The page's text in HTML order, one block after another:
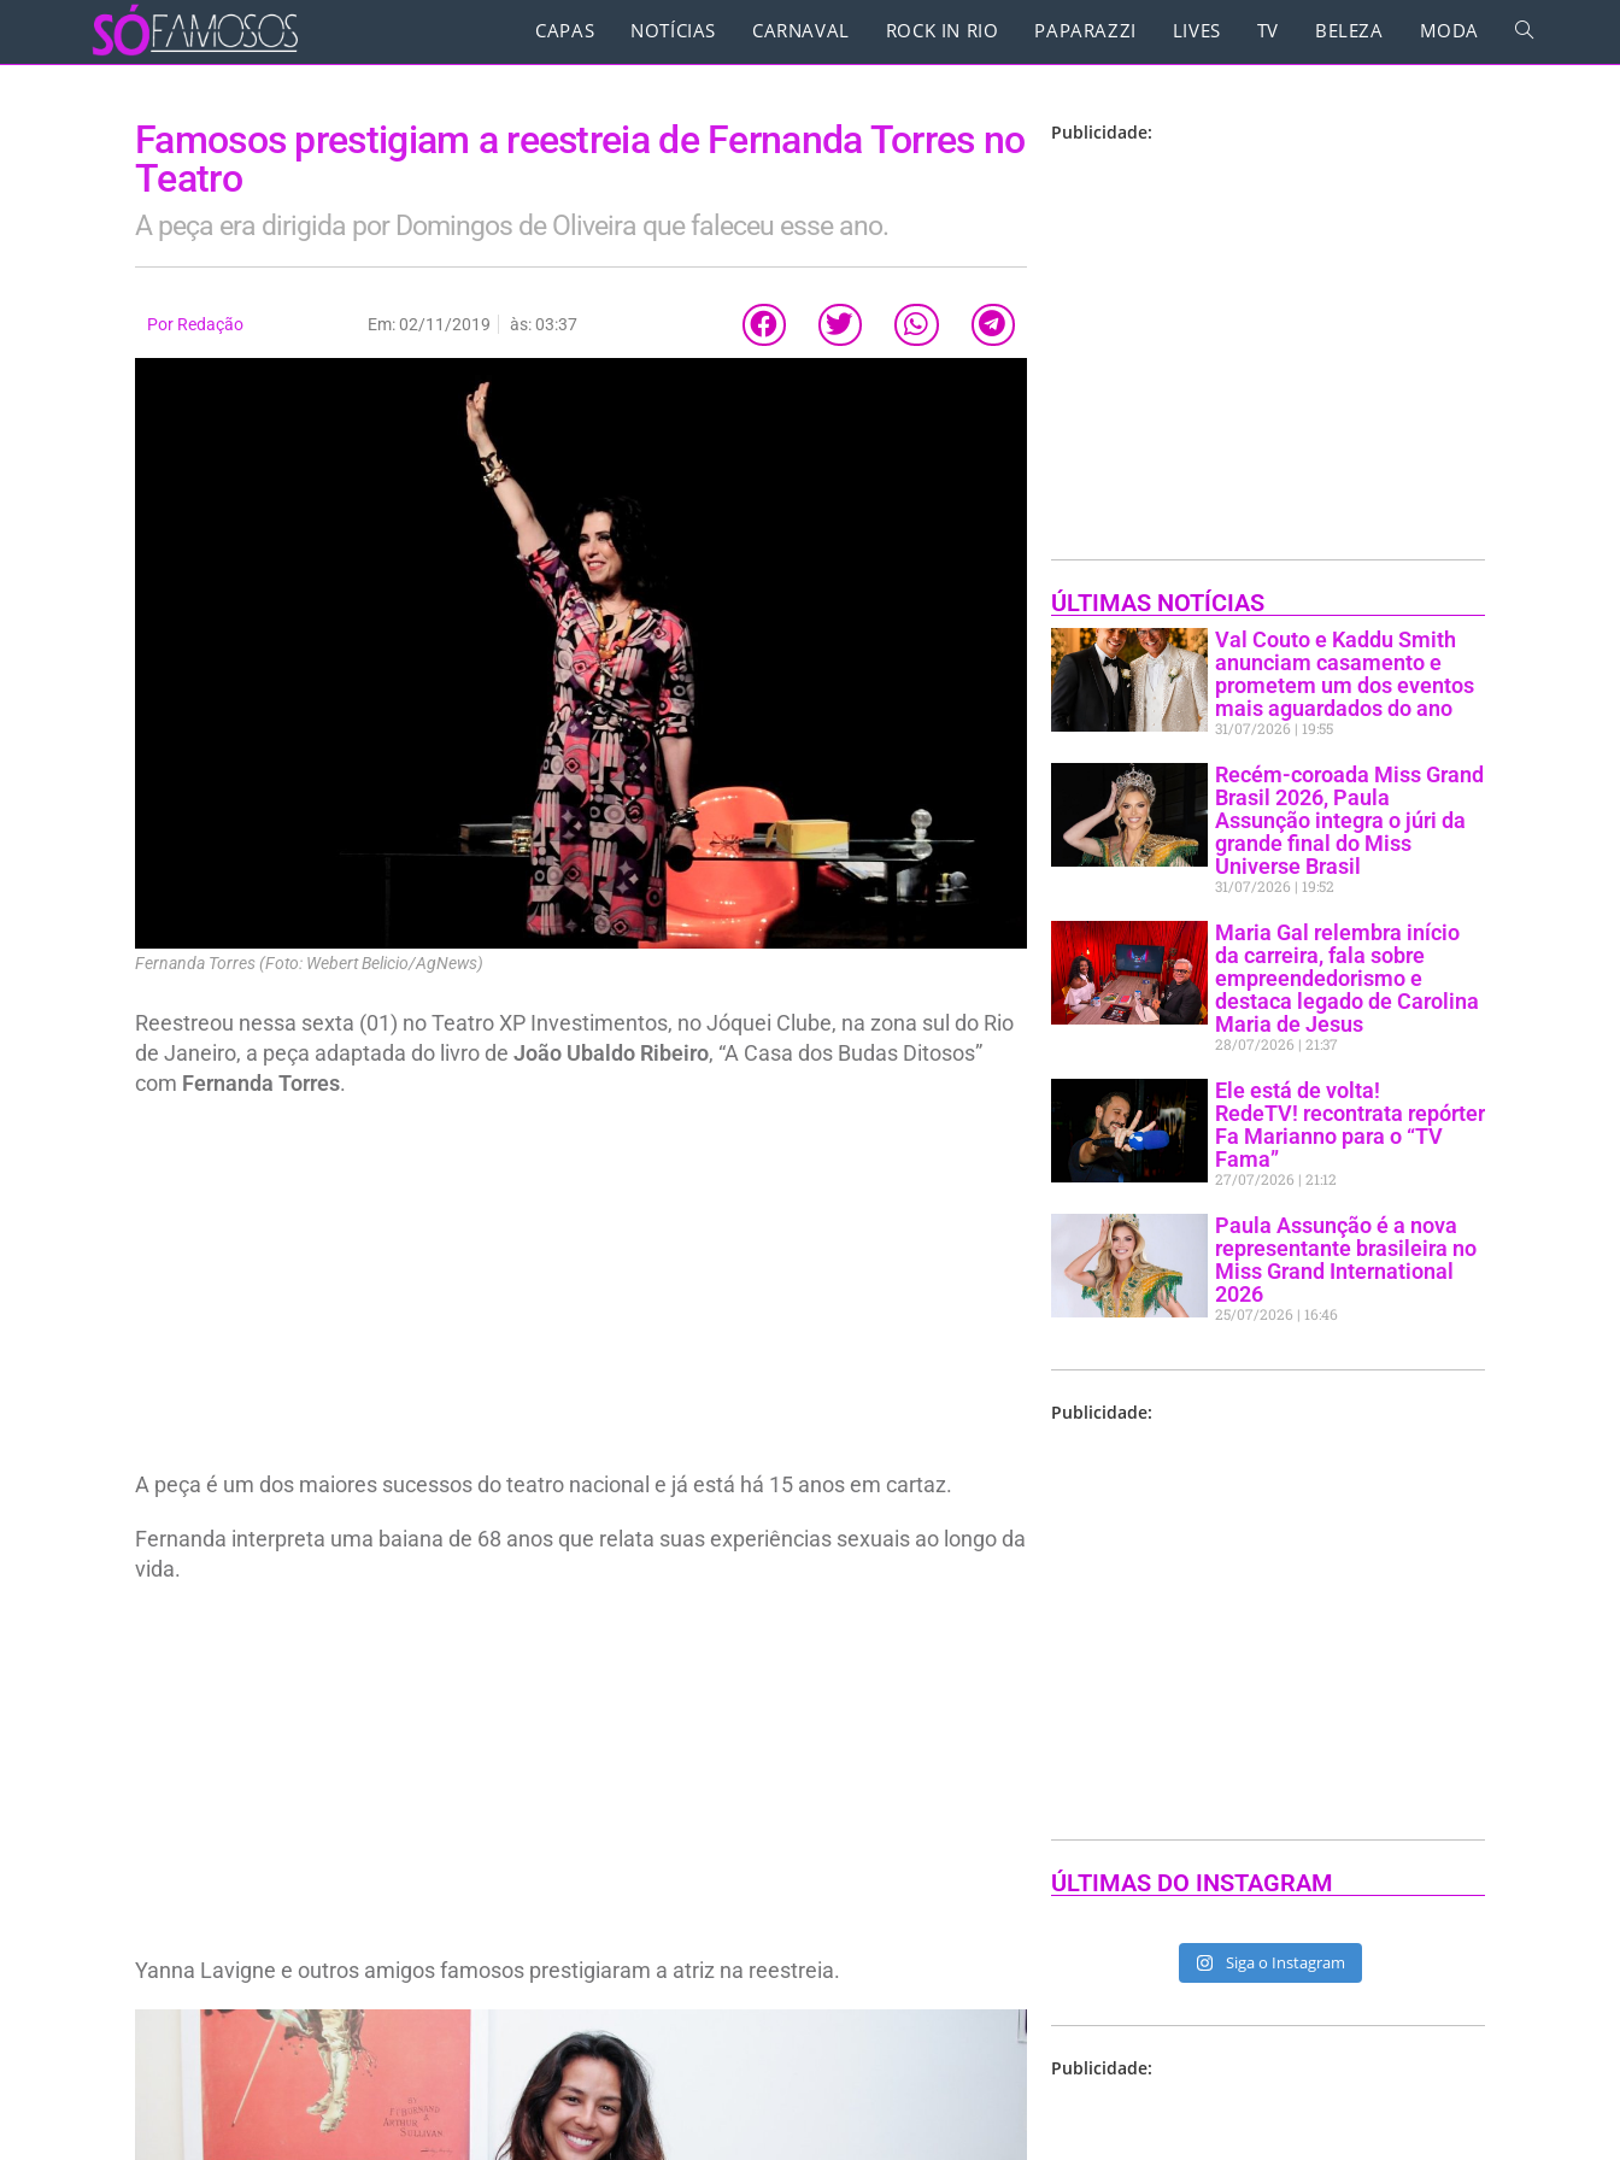
CAPAS NOTÍCIAS CARNAVAL ROCK IN RIO PAPARAZZI LIVES TV BELEZA MODA
Famosos prestigiam a reestreia de Fernanda Torres no
Teatro
A peça era dirigida por Domingos de Oliveira que faleceu esse ano.
Por Redação Em:02/11/2019 às:03:37
Fernanda Torres (Foto: Webert Belicio/AgNews)
Reestreou nessa sexta (01) no Teatro XP Investimentos, no Jóquei Clube, na zona sul do Rio
de Janeiro, a peça adaptada do livro de João Ubaldo Ribeiro, “A Casa dos Budas Ditosos”
com Fernanda Torres.
A peça é um dos maiores sucessos do teatro nacional e já está há 15 anos em cartaz.
Fernanda interpreta uma baiana de 68 anos que relata suas experiências sexuais ao longo da
vida.
Yanna Lavigne e outros amigos famosos prestigiaram a atriz na reestreia.
Publicidade:
ÚLTIMAS NOTÍCIAS
Val Couto e Kaddu Smith
anunciam casamento e
prometem um dos eventos
mais aguardados do ano
31/07/2026 19:55
Recém-coroada Miss Grand
Brasil 2026, Paula
Assunção integra o júri da
grande final do Miss
Universe Brasil
31/07/2026 19:52
Maria Gal relembra início
da carreira, fala sobre
empreendedorismo e
destaca legado de Carolina
Maria de Jesus
28/07/2026 21:37
Ele está de volta!
RedeTV! recontrata repórter
Fa Marianno para o “TV
Fama”
27/07/2026 21:12
Paula Assunção é a nova
representante brasileira no
Miss Grand International
2026
25/07/2026 16:46
Publicidade:
ÚLTIMAS DO INSTAGRAM
Siga o Instagram
Publicidade: